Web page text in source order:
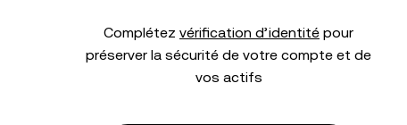
Complétez vérification d’identité pour
préserver la sécurité de votre compte et de
vos actifs